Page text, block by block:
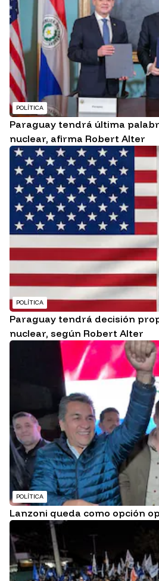
POLÍTICA
Paraguay tendrá última
nuclear, afirma Robert Alter
POLÍTICA
Paraguay tendrá decisión
nuclear, según Robert Alter
POLÍTICA
Lanzoni queda como opción